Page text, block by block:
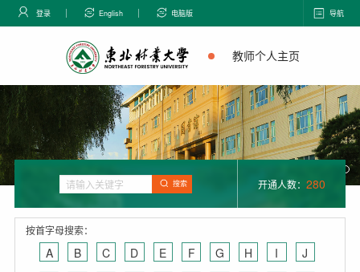
登录 English 电脑版 导航
教师个人主页
搜索 开通人数： 280
按首字母搜索：
A B C D E F G H I
J